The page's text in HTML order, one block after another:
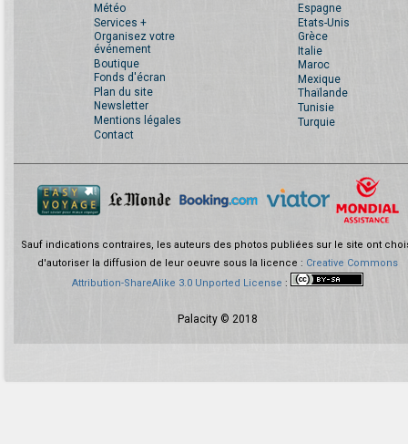
Météo
Services +
Organisez votre
événement
Boutique
Fonds d'écran
Plan du site
Newsletter
Mentions légales
Contact
Espagne
Etats-Unis
Grèce
Italie
Maroc
Mexique
Thaïlande
Tunisie
Turquie
Sauf indications contraires, les auteurs des photos publiées sur le site ont
d'autoriser la diffusion de leur oeuvre sous la licence : Creative Commons
Attribution-ShareAlike 3.0 Unported License :
Palacity © 2018